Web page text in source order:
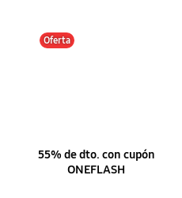
Oferta
55% de dto. con cupón
ONEFLASH